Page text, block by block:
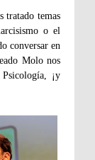
tratado temas
o el
conversar en
Molo nos
¡y